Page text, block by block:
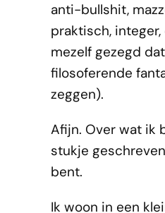
anti-bullshit,
praktisch,
mezelf gezegd
filosoferende
zeggen).
Afijn. Over wat ik
stukje
bent.
Ik woon in een